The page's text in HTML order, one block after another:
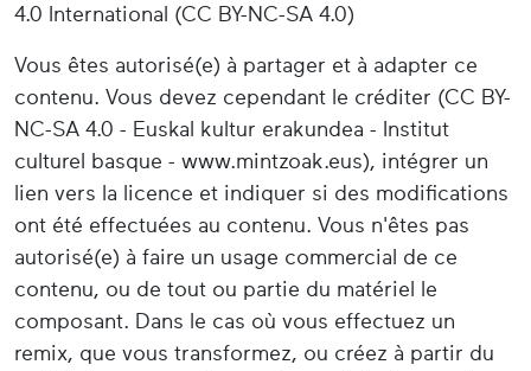
4.0 International (CC BY-NC-SA 4.0)
Vous êtes autorisé(e) à partager et à adapter ce
contenu. Vous devez cependant le créditer (CC BY-
NC-SA 4.0 - Euskal kultur erakundea - Institut
culturel basque - www.mintzoak.eus), intégrer un
lien vers la licence et indiquer si des modifications
ont été effectuées au contenu. Vous n'êtes pas
autorisé(e) à faire un usage commercial de ce
contenu, ou de tout ou partie du matériel le
composant. Dans le cas où vous effectuez un
remix, que vous transformez, ou créez à partir du